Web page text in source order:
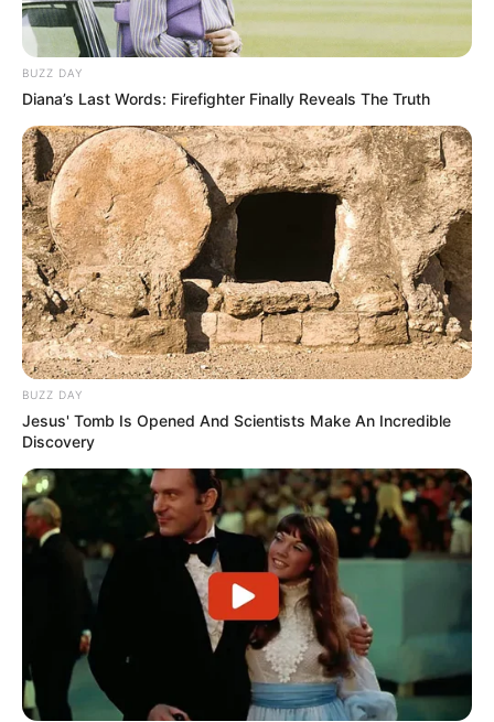
BUZZ DAY
Diana’s Last Words: Firefighter Finally Reveals The Truth
BUZZ DAY
Jesus' Tomb Is Opened And Scientists Make An Incredible
Discovery